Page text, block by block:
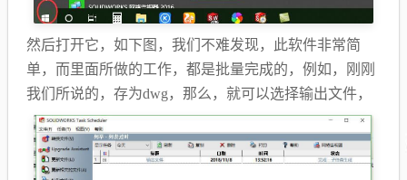
然后打开它，如下图，我们不难发现，此软件非常简
单，而里面所做的工作，都是批量完成的，例如，刚刚
我们所说的，存为dwg，那么，就可以选择输出文件，